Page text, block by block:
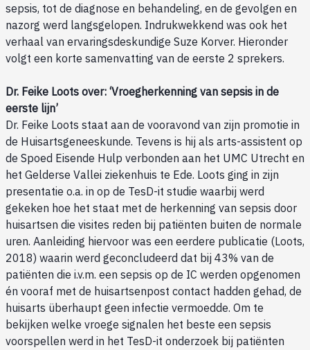
sepsis, tot de diagnose en behandeling, en de gevolgen en
nazorg werd langsgelopen. Indrukwekkend was ook het
verhaal van ervaringsdeskundige Suze Korver. Hieronder
volgt een korte samenvatting van de eerste 2 sprekers.
Dr. Feike Loots over: ‘Vroegherkenning van sepsis in de
eerste lijn’
Dr. Feike Loots staat aan de vooravond van zijn promotie in
de Huisartsgeneeskunde. Tevens is hij als arts-assistent op
de Spoed Eisende Hulp verbonden aan het UMC Utrecht en
het Gelderse Vallei ziekenhuis te Ede. Loots ging in zijn
presentatie o.a. in op de TesD-it studie waarbij werd
gekeken hoe het staat met de herkenning van sepsis door
huisartsen die visites reden bij patiënten buiten de normale
uren. Aanleiding hiervoor was een eerdere publicatie (Loots,
2018) waarin werd geconcludeerd dat bij 43% van de
patiënten die i.v.m. een sepsis op de IC werden opgenomen
én vooraf met de huisartsenpost contact hadden gehad, de
huisarts überhaupt geen infectie vermoedde. Om te
bekijken welke vroege signalen het beste een sepsis
voorspellen werd in het TesD-it onderzoek bij patiënten